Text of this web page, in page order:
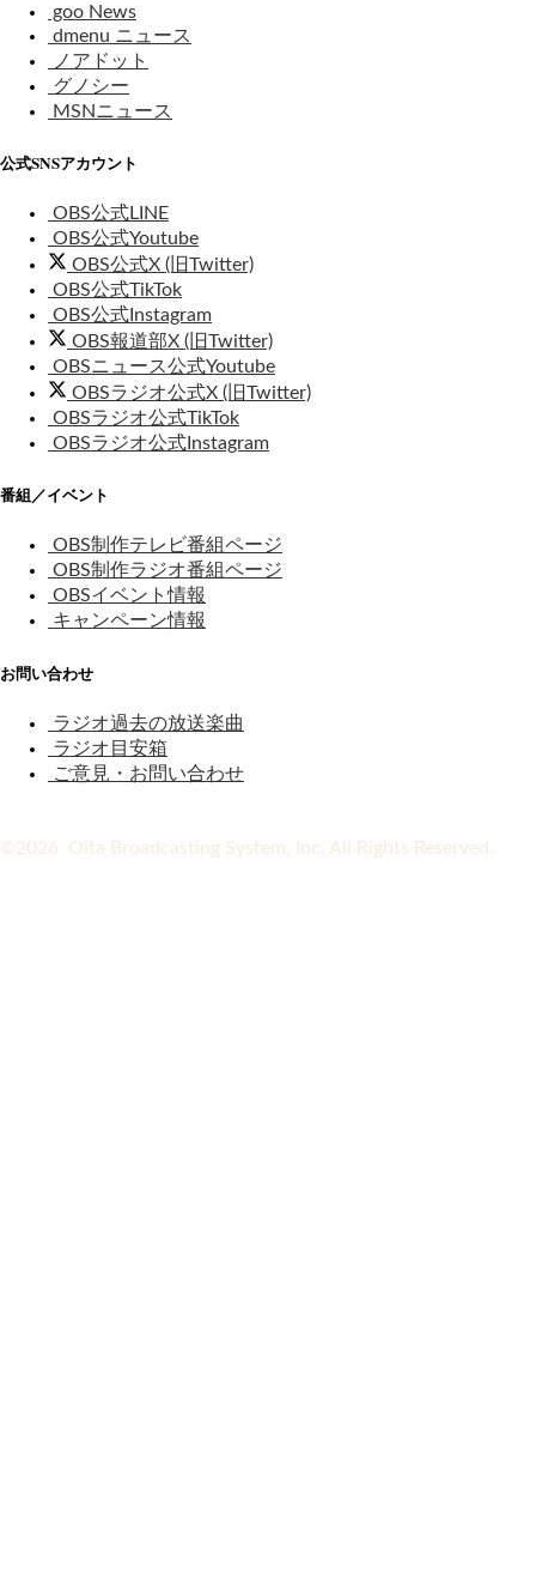
goo News
dmenu ニュース
ノアドット
グノシー
MSNニュース
公式SNSアカウント
OBS公式LINE
OBS公式Youtube
OBS公式X (旧Twitter)
OBS公式TikTok
OBS公式Instagram
OBS報道部X (旧Twitter)
OBSニュース公式Youtube
OBSラジオ公式X (旧Twitter)
OBSラジオ公式TikTok
OBSラジオ公式Instagram
番組／イベント
OBS制作テレビ番組ページ
OBS制作ラジオ番組ページ
OBSイベント情報
キャンペーン情報
お問い合わせ
ラジオ過去の放送楽曲
ラジオ目安箱
ご意見・お問い合わせ
©2026 Oita Broadcasting System, Inc. All Rights Reserved.